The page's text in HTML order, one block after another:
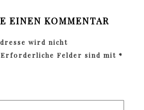
EINEN KOMMENTAR
wird nicht
Erforderliche Felder sind mit *